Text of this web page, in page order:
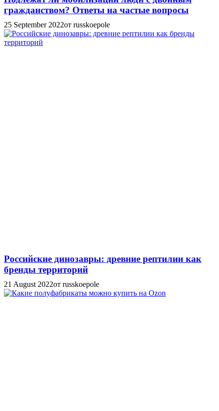
гражданством? Ответы на частые вопросы
25 September 2022от russkoepole
Российские динозавры: древние рептилии как
бренды территорий
21 August 2022от russkoepole